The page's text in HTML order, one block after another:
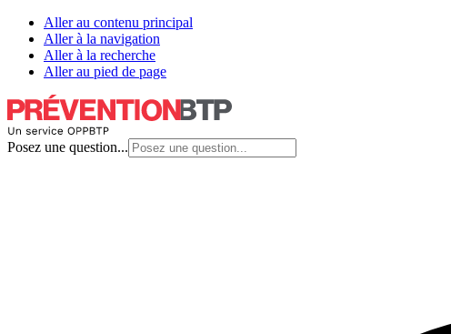
Aller au contenu principal
Aller à la navigation
Aller à la recherche
Aller au pied de page
Posez une question...